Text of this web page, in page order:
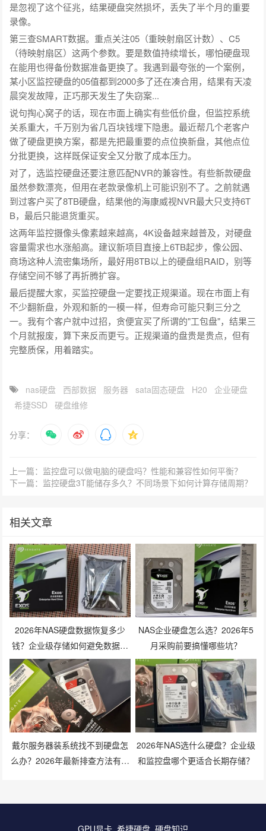
是忽视了这个征兆，结果硬盘突然损坏，丢失了半个月的重要
录像。
第三查SMART数据。重点关注05（重映射扇区计数）、C5
（待映射扇区）这两个参数。要是数值持续增长，哪怕硬盘现
在能用也得备份数据准备更换了。我遇到最夸张的一个案例，
某小区监控硬盘的05值都到2000多了还在凑合用，结果有天凌
晨突发故障，正巧那天发生了失窃案...
说句掏心窝子的话，现在市面上确实有些低价盘，但监控系统
关系重大，千万别为省几百块钱埋下隐患。最近帮几个老客户
做了硬盘更换方案，都是先把最重要的点位换新盘，其他点位
分批更换，这样既保证安全又分散了成本压力。
对了，选监控硬盘还要注意匹配NVR的兼容性。有些新款硬盘
虽然参数漂亮，但用在老款录像机上可能识别不了。之前就遇
到过客户买了8TB硬盘，结果他的海康威视NVR最大只支持6T
B，最后只能退货重买。
这两年监控摄像头像素越来越高，4K设备越来越普及，对硬盘
容量需求也水涨船高。建议新项目直接上6TB起步，像公园、
商场这种人流密集场所，最好用8TB以上的硬盘组RAID，别等
存储空间不够了再折腾扩容。
最后提醒大家，买监控硬盘一定要找正规渠道。现在市面上有
不少翻新盘，外观和新的一模一样，但寿命可能只剩三分之
一。我有个客户就中过招，贪便宜买了所谓的"工包盘"，结果三
个月就报废，算下来反而更亏。正规渠道的盘贵是贵点，但有
完整质保，用着踏实。
nas硬盘 西部数据 服务器 sata固态硬盘 H20
企业硬盘
希捷SSD
硬盘维修
分享：
上一篇：监控盘可以做电脑的硬盘吗？性能和兼容性如何平衡？
下一篇：监控硬盘3T能储存多久？不同场景下如何计算存储周期？
相关文章
2026年NAS硬盘数据恢复多少
钱？企业级存储如何避免数据丢
失风险？
NAS企业硬盘怎么选？2026年5
月采购前要搞懂哪些坑？
戴尔服务器装系统找不到硬盘怎
么办？2026年最新排查方法有哪
2026年NAS选什么硬盘？企业级
和监控盘哪个更适合长期存储？
GPU显卡 希捷硬盘 硬盘知识